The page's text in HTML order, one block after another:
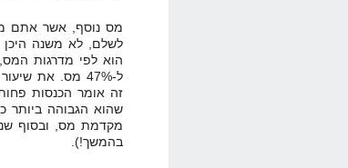
מס נוסף, אשר אתם
לשלם, לא משנה
ל-47% מס. את
מקדמת מס, ובסוף
בהמשך!).